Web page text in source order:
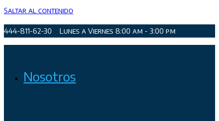
Saltar al contenido
444-811-62-30 Lunes a Viernes 8:00 am - 3:00 pm
Organismo Operador de Agua Potable, Alcantarillado y
Saneamiento de San Luis Potosí, Soledad de Graciano Sánchez
Nosotros